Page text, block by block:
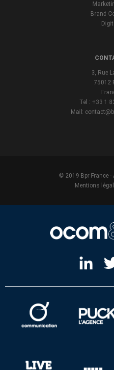
Brand
3, Rue
75012
Tel : +33 1
Mail:
© 2019 Bpr France -
Mentions